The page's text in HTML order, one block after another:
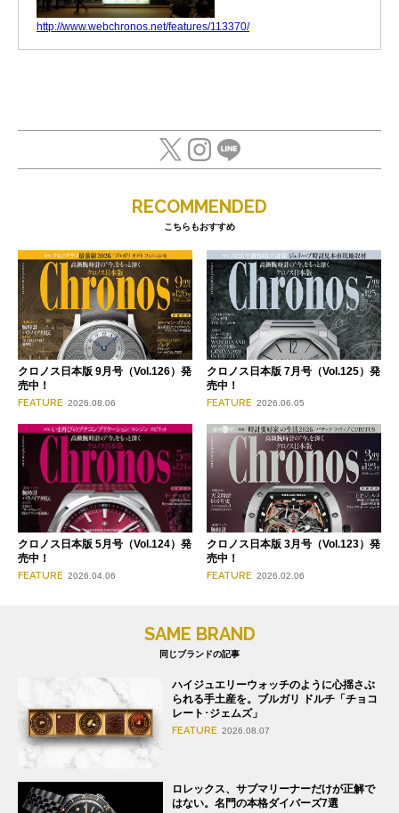
http://www.webchronos.net/features/113370/
RECOMMENDED
こちらもおすすめ
クロノス日本版 9月号（Vol.126）発
売中！
FEATURE 2026.08.06
クロノス日本版 7月号（Vol.125）発
売中！
FEATURE 2026.06.05
クロノス日本版 5月号（Vol.124）発
売中！
FEATURE 2026.04.06
クロノス日本版 3月号（Vol.123）発
売中！
FEATURE 2026.02.06
SAME BRAND
同じブランドの記事
ハイジュエリーウォッチのように心揺さぶ
られる手土産を。ブルガリ ドルチ「チョコ
レート･ジェムズ」
FEATURE 2026.08.07
ロレックス、サブマリーナーだけが正解で
はない。名門の本格ダイバーズ7選